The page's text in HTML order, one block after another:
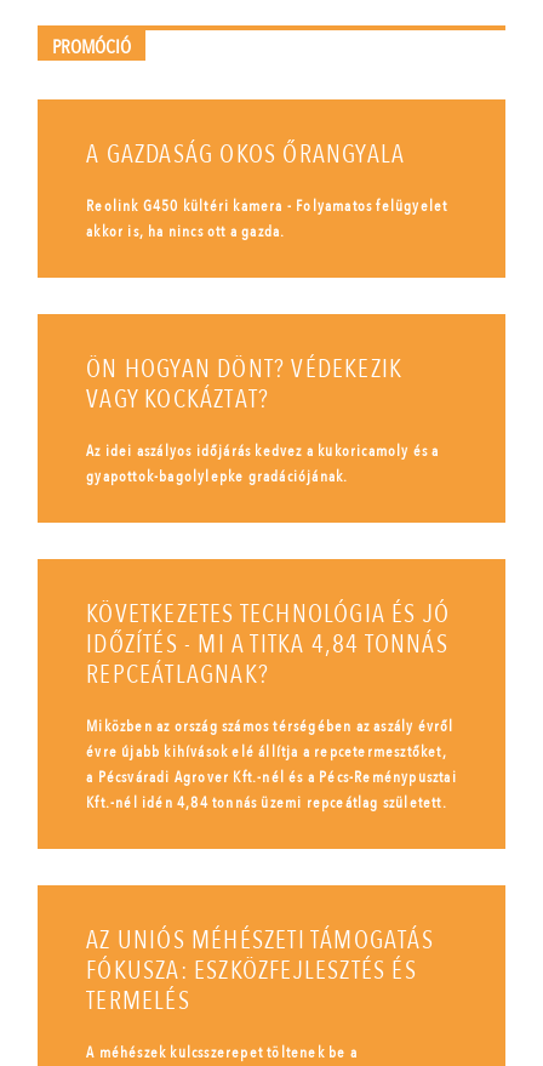
PROMÓCIÓ
A GAZDASÁG OKOS ŐRANGYALA
Reolink G450 kültéri kamera - Folyamatos felügyelet
akkor is, ha nincs ott a gazda.
ÖN HOGYAN DÖNT? VÉDEKEZIK
VAGY KOCKÁZTAT?
Az idei aszályos időjárás kedvez a kukoricamoly és a
gyapottok-bagolylepke gradációjának.
KÖVETKEZETES TECHNOLÓGIA ÉS JÓ
IDŐZÍTÉS - MI A TITKA 4,84 TONNÁS
REPCEÁTLAGNAK?
Miközben az ország számos térségében az aszály évről
évre újabb kihívások elé állítja a repcetermesztőket,
a Pécsváradi Agrover Kft.-nél és a Pécs-Reménypusztai
Kft.-nél idén 4,84 tonnás üzemi repceátlag született.
AZ UNIÓS MÉHÉSZETI TÁMOGATÁS
FÓKUSZA: ESZKÖZFEJLESZTÉS ÉS
TERMELÉS
A méhészek kulcsszerepet töltenek be a